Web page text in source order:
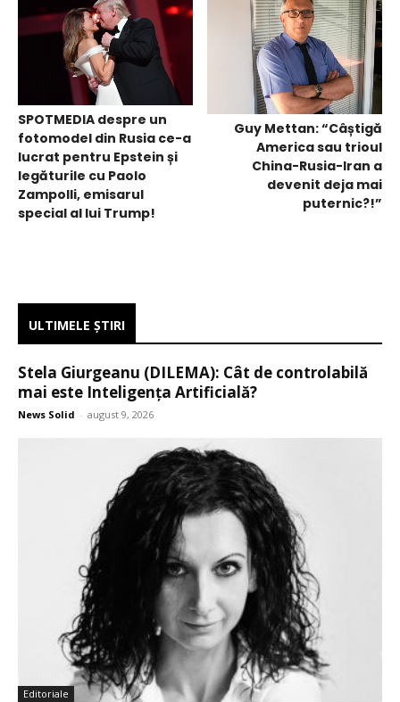
SPOTMEDIA despre un
fotomodel din Rusia ce-a
lucrat pentru Epstein și
legăturile cu Paolo
Zampolli, emisarul
special al lui Trump!
Guy Mettan: “Câștigă
America sau trioul
China-Rusia-Iran a
devenit deja mai
puternic?!”
ULTIMELE ŞTIRI
Stela Giurgeanu (DILEMA): Cât de controlabilă
mai este Inteligența Artificială?
News Solid - august 9, 2026
Editoriale